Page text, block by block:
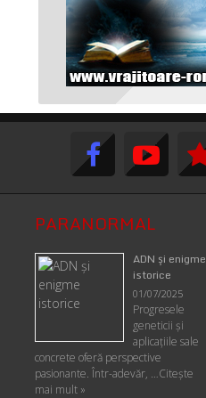
PARANORMAL
ADN şi enigme
istorice
01/07/2025
Progresele
geneticii şi
aplicaţiile sale
concrete oferă perspective
pasionante. Într-adevăr, …Citește
mai mult »